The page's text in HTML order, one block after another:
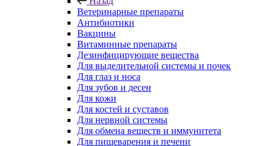
Ветеринарные препараты
Антибиотики
Вакцины
Витаминные препараты
Дезинфицирующие вещества
Для выделительной системы и почек
Для глаз и носа
Для зубов и десен
Для кожи
Для костей и суставов
Для нервной системы
Для обмена веществ и иммунитета
Для пищеварения и печени